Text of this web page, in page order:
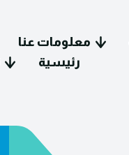
معلومات عنا
رئيسية